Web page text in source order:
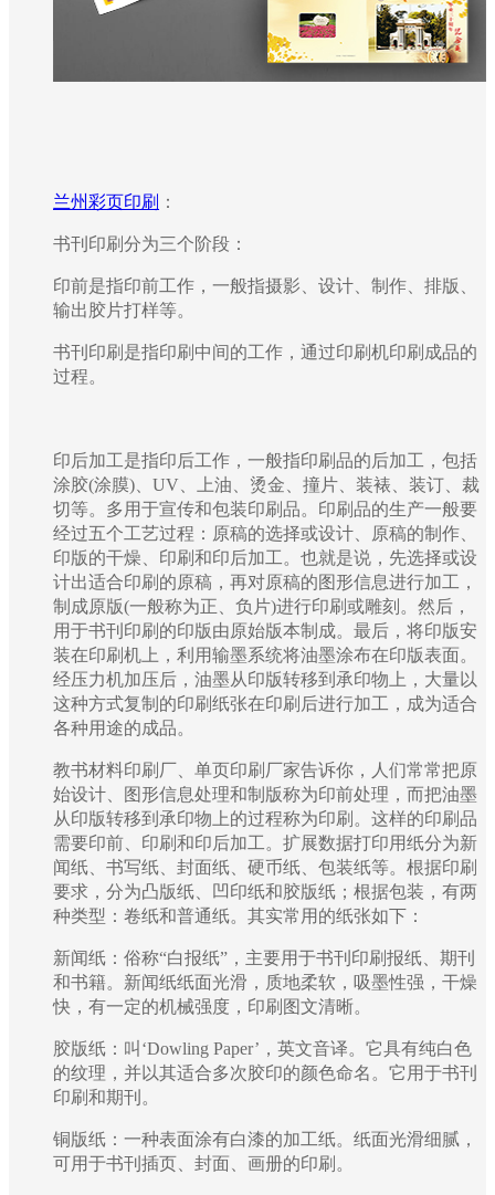
兰州彩页印刷 ：
书刊印刷分为三个阶段：
印前是指印前工作，一般指摄影、设计、制作、排版、
输出胶片打样等。
书刊印刷是指印刷中间的工作，通过印刷机印刷成品的
过程。
印后加工是指印后工作，一般指印刷品的后加工，包括
涂胶(涂膜)、UV、上油、烫金、撞片、装裱、装订、裁
切等。多用于宣传和包装印刷品。印刷品的生产一般要
经过五个工艺过程：原稿的选择或设计、原稿的制作、
印版的干燥、印刷和印后加工。也就是说，先选择或设
计出适合印刷的原稿，再对原稿的图形信息进行加工，
制成原版(一般称为正、负片)进行印刷或雕刻。然后，
用于书刊印刷的印版由原始版本制成。最后，将印版安
装在印刷机上，利用输墨系统将油墨涂布在印版表面。
经压力机加压后，油墨从印版转移到承印物上，大量以
这种方式复制的印刷纸张在印刷后进行加工，成为适合
各种用途的成品。
教书材料印刷厂、单页印刷厂家告诉你，人们常常把原
始设计、图形信息处理和制版称为印前处理，而把油墨
从印版转移到承印物上的过程称为印刷。这样的印刷品
需要印前、印刷和印后加工。扩展数据打印用纸分为新
闻纸、书写纸、封面纸、硬币纸、包装纸等。根据印刷
要求，分为凸版纸、凹印纸和胶版纸；根据包装，有两
种类型：卷纸和普通纸。其实常用的纸张如下：
新闻纸：俗称“白报纸”，主要用于书刊印刷报纸、期刊
和书籍。新闻纸纸面光滑，质地柔软，吸墨性强，干燥
快，有一定的机械强度，印刷图文清晰。
胶版纸：叫‘Dowling Paper’，英文音译。它具有纯白色
的纹理，并以其适合多次胶印的颜色命名。它用于书刊
印刷和期刊。
铜版纸：一种表面涂有白漆的加工纸。纸面光滑细腻，
可用于书刊插页、封面、画册的印刷。